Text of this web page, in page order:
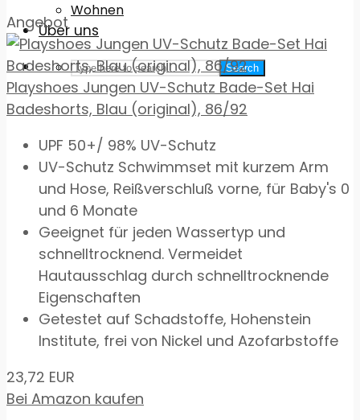
Wohnen
Über uns
Search
Angebot
Playshoes Jungen UV-Schutz Bade-Set Hai
Badeshorts, Blau (original), 86/92
UPF 50+/ 98% UV-Schutz
UV-Schutz Schwimmset mit kurzem Arm
und Hose, Reißverschluß vorne, für Baby's 0
und 6 Monate
Geeignet für jeden Wassertyp und
schnelltrocknend. Vermeidet
Hautausschlag durch schnelltrocknende
Eigenschaften
Getestet auf Schadstoffe, Hohenstein
Institute, frei von Nickel und Azofarbstoffe
23,72 EUR
Bei Amazon kaufen